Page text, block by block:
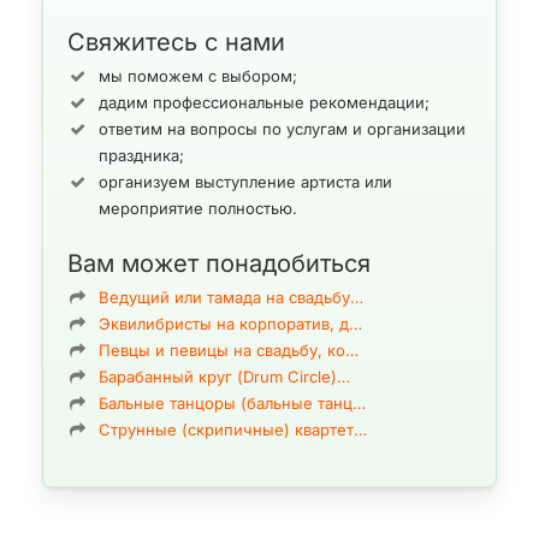
Флористы ArtMuz уже удивили креативностью и фантазией
огромное число молодоженов, взрослых и маленьких
виновников торжеств, а также гостей
специалисты «цветочных услуг», непревзойденные мастера,
настоящие «ассы» своего дела, в исполнении которых
украшение банкетного зала на свадьбу или другой праздник в
) по праву считается образцовым для многих студий и
школ флористического искусства. Это объясняется тем, что
флористика и декорирование в Киеве
мирового творчества, может по праву относятся к рангу
Услуги флористов и декораторов, украшение банкетного зала,
букеты на свадьбу, праздники г. Киев
Дорогие друзья в каждой сфере и каждой услуге как известно
Свяжитесь с нами
мы поможем с выбором;
дадим профессиональные рекомендации;
ответим на вопросы по услугам и организации
праздника;
организуем выступление артиста или
мероприятие полностью.
Вам может понадобиться
Ведущий или тамада на свадьбу…
Эквилибристы на корпоратив, д…
Певцы и певицы на свадьбу, ко…
Барабанный круг (Drum Circle)…
Бальные танцоры (бальные танц…
Струнные (скрипичные) квартет…